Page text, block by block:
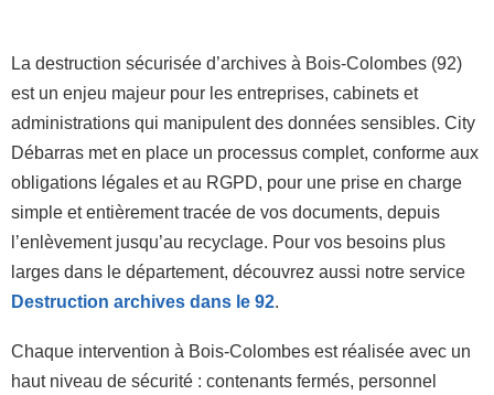
La destruction sécurisée d’archives à Bois-Colombes (92)
est un enjeu majeur pour les entreprises, cabinets et
administrations qui manipulent des données sensibles. City
Débarras met en place un processus complet, conforme aux
obligations légales et au RGPD, pour une prise en charge
simple et entièrement tracée de vos documents, depuis
l’enlèvement jusqu’au recyclage. Pour vos besoins plus
larges dans le département, découvrez aussi notre service
Destruction archives dans le 92.
Chaque intervention à Bois-Colombes est réalisée avec un
haut niveau de sécurité : contenants fermés, personnel